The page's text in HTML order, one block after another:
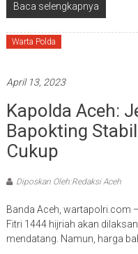
Baca selengkapnya
Warta Polda
April 13, 2023
Kapolda Aceh:
Bapokting
Cukup
Diposkan Oleh:Redaksi Aceh
Banda Aceh, wartapolri.com
Fitri 1444 hijriah akan
mendatang. Namun, harga